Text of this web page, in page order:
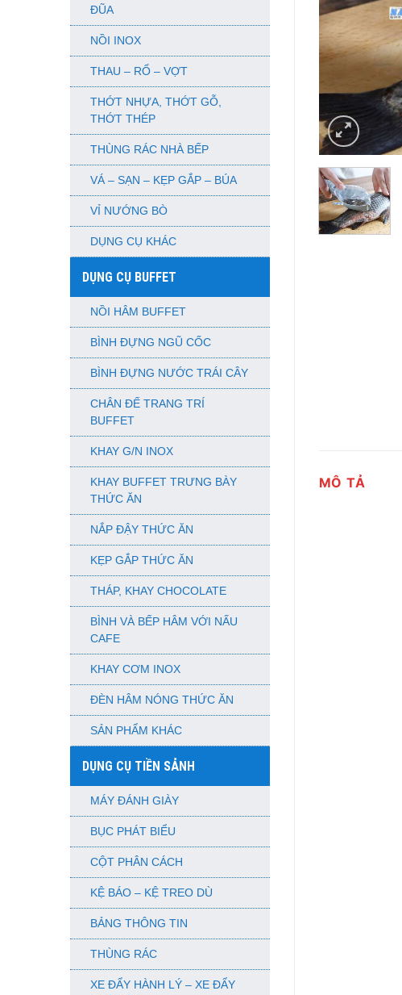
ĐŨA
NỒI INOX
THAU – RỔ – VỢT
THỚT NHỰA, THỚT GỖ,
THỚT THÉP
THÙNG RÁC NHÀ BẾP
VÁ – SẠN – KẸP GẮP – BÚA
VỈ NƯỚNG BÒ
DỤNG CỤ KHÁC
DỤNG CỤ BUFFET
NỒI HÂM BUFFET
BÌNH ĐỰNG NGŨ CỐC
BÌNH ĐỰNG NƯỚC TRÁI CÂY
CHÂN ĐẾ TRANG TRÍ
BUFFET
KHAY G/N INOX
KHAY BUFFET TRƯNG BÀY
THỨC ĂN
NẮP ĐẬY THỨC ĂN
KẸP GẮP THỨC ĂN
THÁP, KHAY CHOCOLATE
BÌNH VÀ BẾP HÂM VỚI NẤU
CAFE
KHAY CƠM INOX
ĐÈN HÂM NÓNG THỨC ĂN
SẢN PHẨM KHÁC
DỤNG CỤ TIỀN SẢNH
MÁY ĐÁNH GIÀY
BỤC PHÁT BIỂU
CỘT PHÂN CÁCH
KỆ BÁO – KỆ TREO DÙ
BẢNG THÔNG TIN
THÙNG RÁC
XE ĐẨY HÀNH LÝ – XE ĐẨY
MÔ TẢ